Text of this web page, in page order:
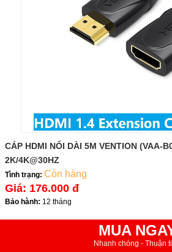
CÁP HDMI NỐI DÀI 5M VENTION (VAA-
2K/4K@30HZ
Tình trạng: Còn hàng
Giá: 176.000 đ
Bảo hành: 12 tháng
MUA
Nhanh chóng - Thuận